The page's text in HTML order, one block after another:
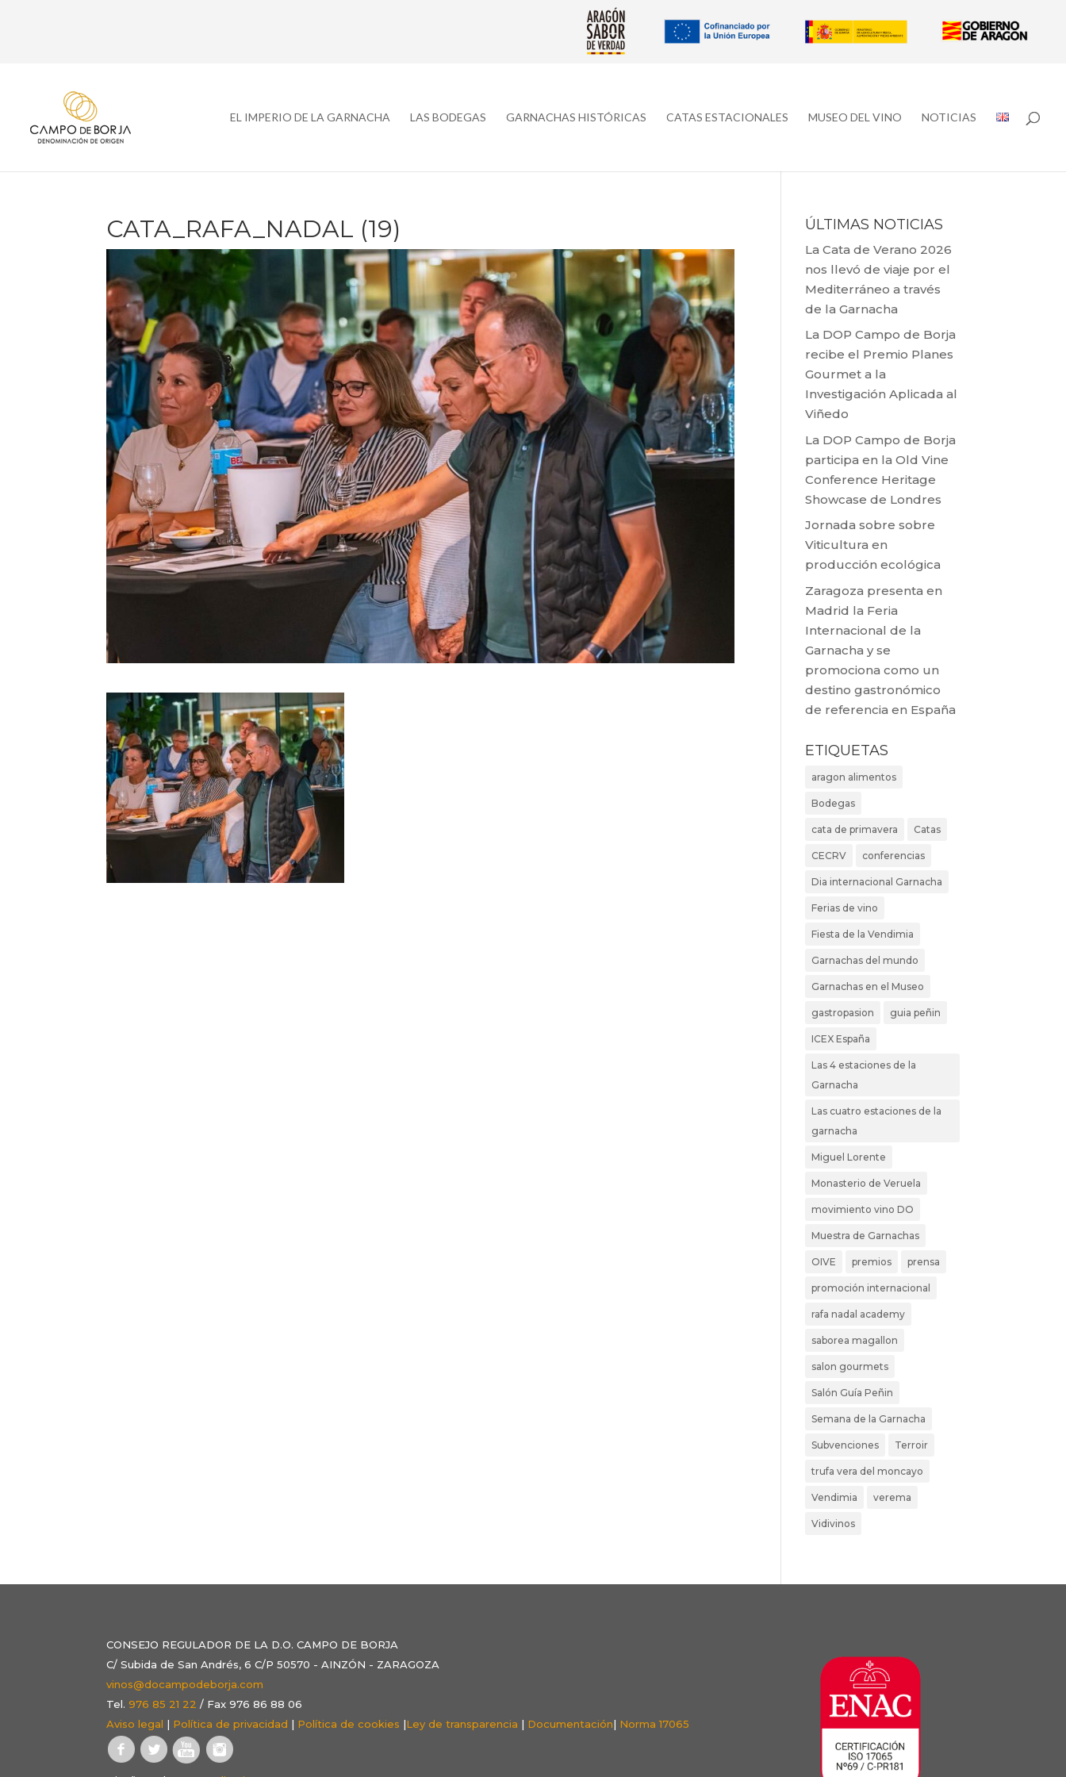
EL IMPERIO DE LA GARNACHA LAS BODEGAS GARNACHAS HISTÓRICAS CATAS ESTACIONALES MUSEO DEL VINO NOTICIAS
CATA_RAFA_NADAL (19) ÚLTIMAS NOTICIAS
La Cata de Verano 2026
nos llevó de viaje por el
Mediterráneo a través
de la Garnacha
La DOP Campo de Borja
recibe el Premio Planes
Gourmet a la
Investigación Aplicada al
Viñedo
La DOP Campo de Borja
participa en la Old Vine
Conference Heritage
Showcase de Londres
Jornada sobre sobre
Viticultura en
producción ecológica
Zaragoza presenta en
Madrid la Feria
Internacional de la
Garnacha y se
promociona como un
destino gastronómico
de referencia en España
ETIQUETAS
aragon alimentos
Bodegas
cata de primavera Catas
CECRV conferencias
Dia internacional Garnacha
Ferias de vino
Fiesta de la Vendimia
Garnachas del mundo
Garnachas en el Museo
gastropasion guia peñin
ICEX España
Las 4 estaciones de la
Garnacha
Las cuatro estaciones de la
garnacha
Miguel Lorente
Monasterio de Veruela
movimiento vino DO
Muestra de Garnachas
OIVE premios prensa
promoción internacional
rafa nadal academy
saborea magallon
salon gourmets
Salón Guía Peñin
Semana de la Garnacha
Subvenciones Terroir
trufa vera del moncayo
Vendimia verema
Vidivinos
CONSEJO REGULADOR DE LA D.O. CAMPO DE BORJA
C/ Subida de San Andrés, 6 C/P 50570 - AINZÓN - ZARAGOZA
vinos@docampodeborja.com
Tel.976 85 21 22 / Fax 976 86 88 06
Aviso legal | Política de privacidad | Política de cookies |Ley de transparencia | Documentación| Norma 17065